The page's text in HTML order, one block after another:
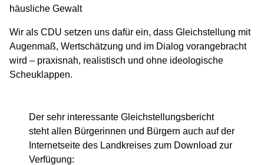
häusliche Gewalt
Wir als CDU setzen uns dafür ein, dass Gleichstellung mit
Augenmaß, Wertschätzung und im Dialog vorangebracht
wird – praxisnah, realistisch und ohne ideologische
Scheuklappen.
Der sehr interessante Gleichstellungsbericht
steht allen Bürgerinnen und Bürgern auch auf der
Internetseite des Landkreises zum Download zur
Verfügung: